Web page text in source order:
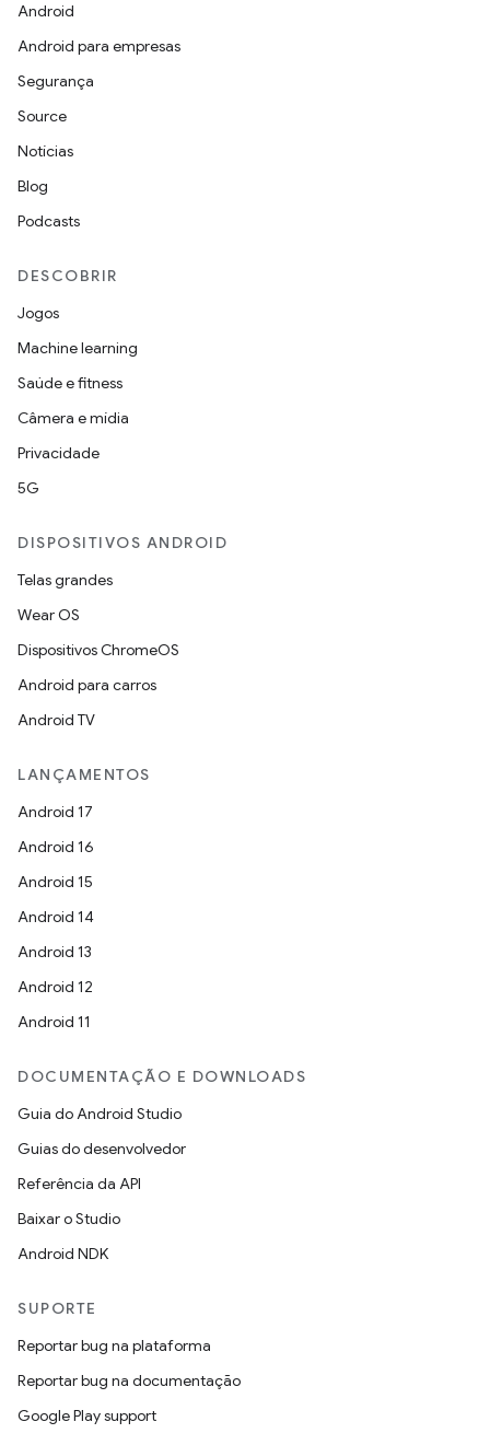
Android
Android para empresas
Segurança
Source
Notícias
Blog
Podcasts
DESCOBRIR
Jogos
Machine learning
Saúde e fitness
Câmera e mídia
Privacidade
5G
DISPOSITIVOS ANDROID
Telas grandes
Wear OS
Dispositivos ChromeOS
Android para carros
Android TV
LANÇAMENTOS
Android 17
Android 16
Android 15
Android 14
Android 13
Android 12
Android 11
DOCUMENTAÇÃO E DOWNLOADS
Guia do Android Studio
Guias do desenvolvedor
Referência da API
Baixar o Studio
Android NDK
SUPORTE
Reportar bug na plataforma
Reportar bug na documentação
Google Play support